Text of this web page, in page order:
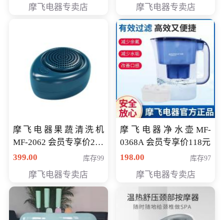
摩飞电器专卖店 摩飞电器专卖店
摩飞电器果蔬清洗机
MF-2062 会员专享价268
元
399.00 库存99
摩飞电器专卖店
摩飞电器净水壶MF-
0368A 会员专享价118元
198.00
库存97
摩飞电器专卖店